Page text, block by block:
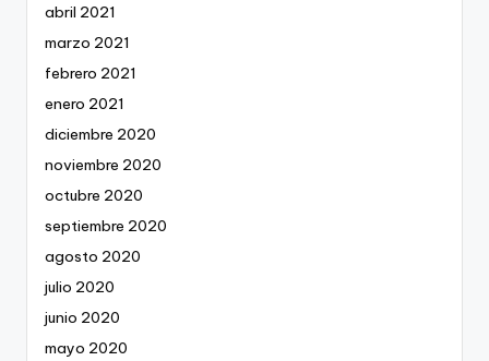
abril 2021
marzo 2021
febrero 2021
enero 2021
diciembre 2020
noviembre 2020
octubre 2020
septiembre 2020
agosto 2020
julio 2020
junio 2020
mayo 2020